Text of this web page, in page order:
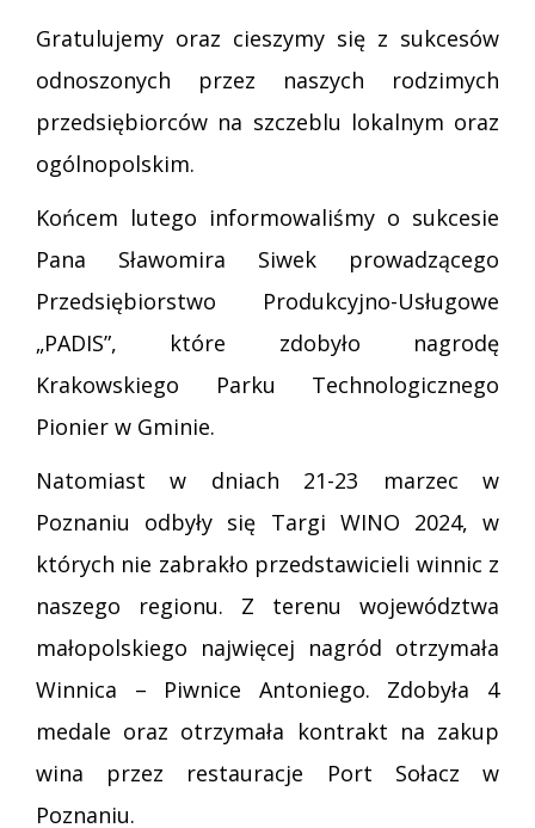
Gratulujemy oraz cieszymy się z sukcesów
odnoszonych przez naszych rodzimych
przedsiębiorców na szczeblu lokalnym oraz
ogólnopolskim.
Końcem lutego informowaliśmy o sukcesie
Pana Sławomira Siwek prowadzącego
Przedsiębiorstwo Produkcyjno-Usługowe
„PADIS”, które zdobyło nagrodę
Krakowskiego Parku Technologicznego
Pionier w Gminie.
Natomiast w dniach 21-23 marzec w
Poznaniu odbyły się Targi WINO 2024, w
których nie zabrakło przedstawicieli winnic z
naszego regionu. Z terenu województwa
małopolskiego najwięcej nagród otrzymała
Winnica – Piwnice Antoniego. Zdobyła 4
medale oraz otrzymała kontrakt na zakup
wina przez restauracje Port Sołacz w
Poznaniu.